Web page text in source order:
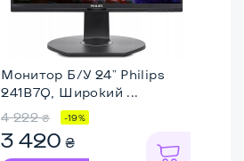
Монитор Б/У 24" Philips
241B7Q, Широкий ...
4 222 ₴ -19%
3 420 ₴